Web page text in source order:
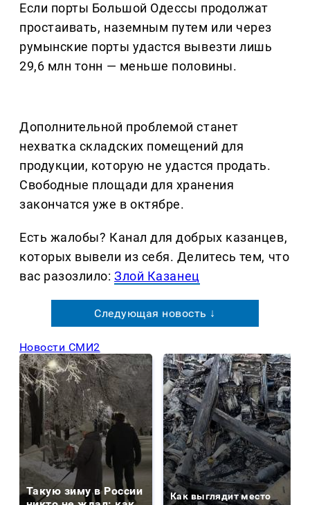
Если порты Большой Одессы продолжат
простаивать, наземным путем или через
румынские порты удастся вывезти лишь
29,6 млн тонн — меньше половины.
Дополнительной проблемой станет
нехватка складских помещений для
продукции, которую не удастся продать.
Свободные площади для хранения
закончатся уже в октябре.
Есть жалобы? Канал для добрых казанцев,
которых вывели из себя. Делитеcь тем, что
вас разозлило:Злой Казанец
Следующая новость ↓
Новости СМИ2
Такую зиму в России
Как выглядит место